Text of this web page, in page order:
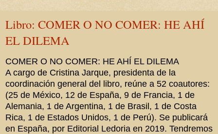
Libro: COMER O NO COMER: HE AHÍ
EL DILEMA
COMER O NO COMER: HE AHÍ EL DILEMA
A cargo de Cristina Jarque, presidenta de la
coordinación general del libro, reúne a 52 coautores:
(25 de México, 12 de España, 9 de Francia, 1 de
Alemania, 1 de Argentina, 1 de Brasil, 1 de Costa
Rica, 1 de Estados Unidos, 1 de Perú). Se publicará
en España, por Editorial Ledoria en 2019. Tendremos